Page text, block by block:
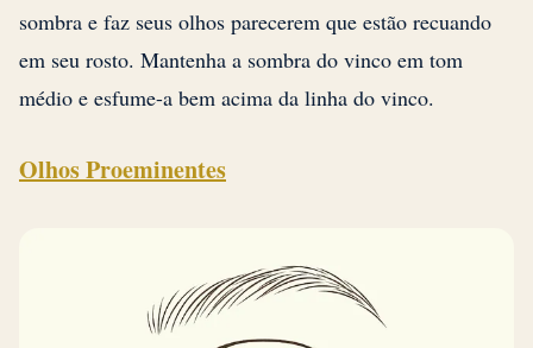
sombra e faz seus olhos parecerem que estão recuando
em seu rosto. Mantenha a sombra do vinco em tom
médio e esfume-a bem acima da linha do vinco.
Olhos Proeminentes